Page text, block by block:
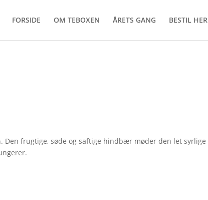
FORSIDE OM TEBOXEN ÅRETS GANG BESTIL HER
frugtige, søde og saftige hindbær møder den let syrlige